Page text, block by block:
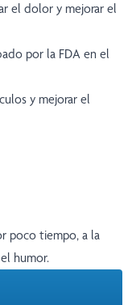
el dolor y mejorar el
por la FDA en el
y mejorar el
poco tiempo, a la
humor.